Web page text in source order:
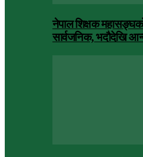
नेपाल शिक्षक महासङ्घको
सार्वजनिक, भदाैदेखि